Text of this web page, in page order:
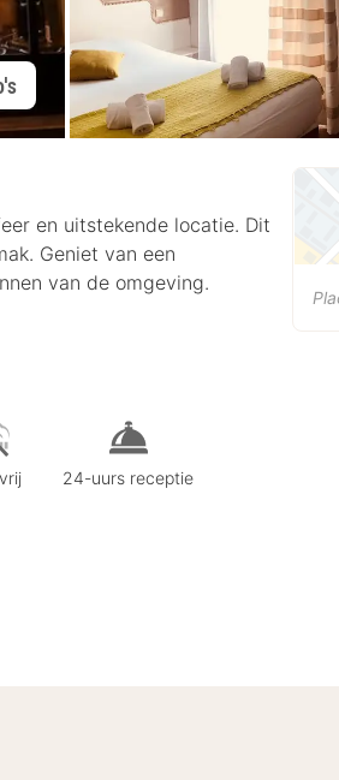
en uitstekende locatie. Dit
Geniet van een
van de omgeving.
24-uurs receptie